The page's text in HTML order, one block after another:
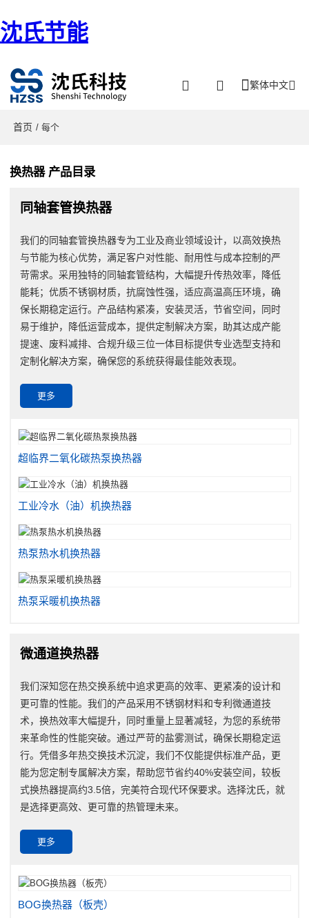
沈氏节能
繁体中文
首页 / 每个
换热器 产品目录
同轴套管换热器
我们的同轴套管换热器专为工业及商业领域设计，以高效换热
与节能为核心优势，满足客户对性能、耐用性与成本控制的严
苛需求。采用独特的同轴套管结构，大幅提升传热效率，降低
能耗；优质不锈钢材质，抗腐蚀性强，适应高温高压环境，确
保长期稳定运行。产品结构紧凑，安装灵活，节省空间，同时
易于维护，降低运营成本，提供定制解决方案，助其达成产能
提速、废料减排、合规升级三位一体目标提供专业选型支持和
定制化解决方案，确保您的系统获得最佳能效表现。
更多
超临界二氧化碳热泵换热器
工业冷水（油）机换热器
热泵热水机换热器
热泵采暖机换热器
微通道换热器
我们深知您在热交换系统中追求更高的效率、更紧凑的设计和
更可靠的性能。我们的产品采用不锈钢材料和专利微通道技
术，换热效率大幅提升，同时重量上显著减轻，为您的系统带
来革命性的性能突破。通过严苛的盐雾测试，确保长期稳定运
行。凭借多年热交换技术沉淀，我们不仅能提供标准产品，更
能为您定制专属解决方案，帮助您节省约40%安装空间，较板
式换热器提高约3.5倍，完美符合现代环保要求。选择沈氏，就
是选择更高效、更可靠的热管理未来。
更多
BOG换热器（板壳）